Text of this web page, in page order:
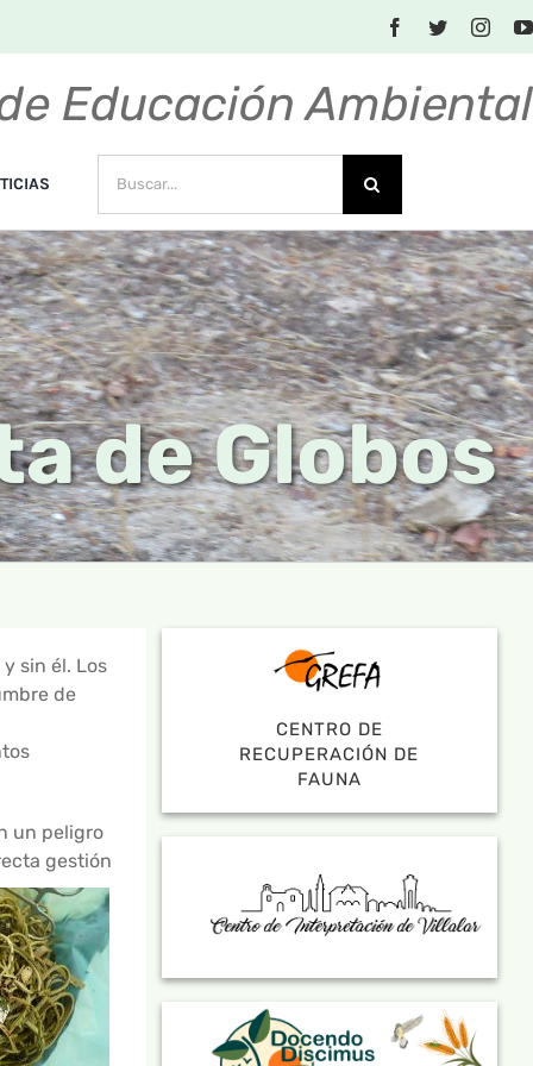
Educación Ambiental
de Globos
sin él. Los
de
un peligro
gestión
CENTRO DE
RECUPERACIÓN DE
FAUNA